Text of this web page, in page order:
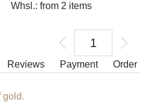
Whsl.: from 2 items
Reviews Order
Payment
gold.